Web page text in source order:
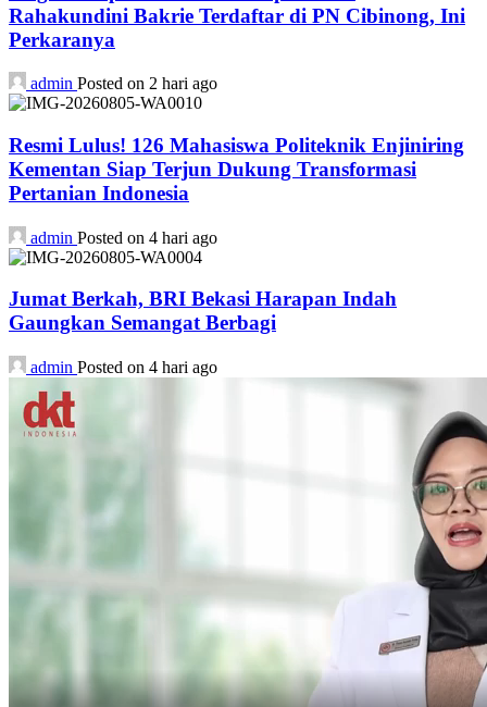
Rahakundini Bakrie Terdaftar di PN Cibinong, Ini
Perkaranya
admin Posted on 2 hari ago
Resmi Lulus! 126 Mahasiswa Politeknik Enjiniring
Kementan Siap Terjun Dukung Transformasi
Pertanian Indonesia
admin Posted on 4 hari ago
Jumat Berkah, BRI Bekasi Harapan Indah
Gaungkan Semangat Berbagi
admin Posted on 4 hari ago